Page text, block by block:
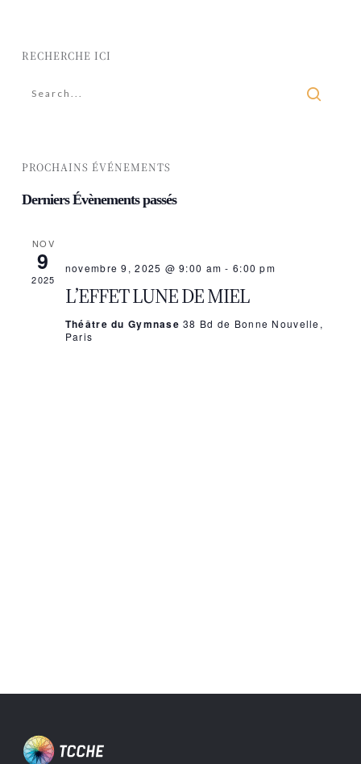
RECHERCHE ICI
PROCHAINS ÉVÉNEMENTS
Derniers Évènements passés
NOV
9
2025
novembre 9, 2025 @ 9:00 am - 6:00 pm
L’EFFET LUNE DE MIEL
Théâtre du Gymnase38 Bd de Bonne Nouvelle,
Paris